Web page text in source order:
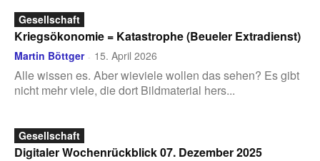
Gesellschaft
Kriegsökonomie = Katastrophe (Beueler Extradienst)
Martin Böttger - 15. April 2026
Alle wissen es. Aber wieviele wollen das sehen? Es gibt
nicht mehr viele, die dort Bildmaterial hers...
Gesellschaft
Digitaler Wochenrückblick 07. Dezember 2025